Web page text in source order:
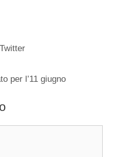
Twitter
per l’11 giugno